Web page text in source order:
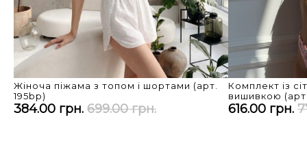
💎 Чому RUBI
✔️ Ми відбираємо трендові та чуттєві моделі
✔️ Контроль якості кожної партії
✔️ Швидка комплектація замовлень
✔️ Турбота про стиль і комфорт
Жіноча піжама з топом і шортами (арт.
195bp)
384.00 грн. 699.00 грн.
Комплект із
вишивкою
616.00 грн.